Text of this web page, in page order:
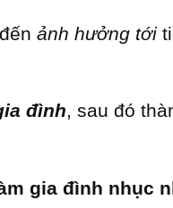
ảnh hưởng tới
đình, sau đó
gia đình nhục